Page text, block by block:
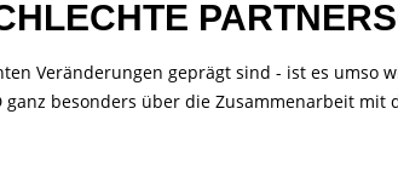
Veränderungen geprägt sind - ist es
ganz besonders über die Zusammenarbeit mit